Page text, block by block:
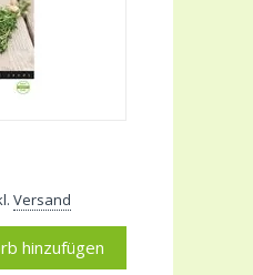
Versand
hinzufügen